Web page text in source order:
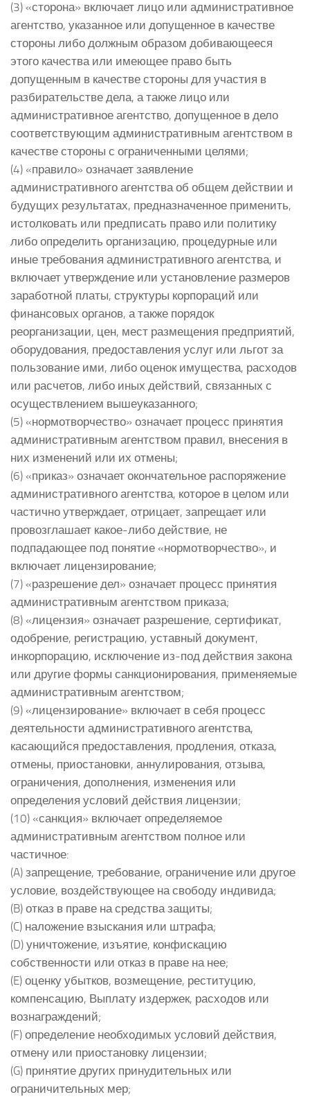
(3) «сторона» включает лицо или административное
агентство, указанное или допущенное в качестве
стороны либо должным образом добивающееся
этого качества или имеющее право быть
допущенным в качестве стороны для участия в
разбирательстве дела, а также лицо или
административное агентство, допущенное в дело
соответствующим административным агентством в
качестве стороны с ограниченными целями;
(4) «правило» означает заявление
административного агентства об общем действии и
будущих результатах, предназначенное применить,
истолковать или предписать право или политику
либо определить организацию, процедурные или
иные требования административного агентства, и
включает утверждение или установление размеров
заработной платы, структуры корпораций или
финансовых органов, а также порядок
реорганизации, цен, мест размещения предприятий,
оборудования, предоставления услуг или льгот за
пользование ими, либо оценок имущества, расходов
или расчетов, либо иных действий, связанных с
осуществлением вышеуказанного;
(5) «нормотворчество» означает процесс принятия
административным агентством правил, внесения в
них изменений или их отмены;
(6) «приказ» означает окончательное распоряжение
административного агентства, которое в целом или
частично утверждает, отрицает, запрещает или
провозглашает какое-либо действие, не
подпадающее под понятие «нормотворчество», и
включает лицензирование;
(7) «разрешение дел» означает процесс принятия
административным агентством приказа;
(8) «лицензия» означает разрешение, сертификат,
одобрение, регистрацию, уставный документ,
инкорпорацию, исключение из-под действия закона
или другие формы санкционирования, применяемые
административным агентством;
(9) «лицензирование» включает в себя процесс
деятельности административного агентства,
касающийся предоставления, продления, отказа,
отмены, приостановки, аннулирования, отзыва,
ограничения, дополнения, изменения или
определения условий действия лицензии;
(10) «санкция» включает определяемое
административным агентством полное или
частичное:
(A) запрещение, требование, ограничение или другое
условие, воздействующее на свободу индивида;
(B) отказ в праве на средства защиты;
(C) наложение взыскания или штрафа;
(D) уничтожение, изъятие, конфискацию
собственности или отказ в праве на нее;
(E) оценку убытков, возмещение, реституцию,
компенсацию, Выплату издержек, расходов или
вознаграждений;
(F) определение необходимых условий действия,
отмену или приостановку лицензии;
(G) принятие других принудительных или
ограничительных мер;